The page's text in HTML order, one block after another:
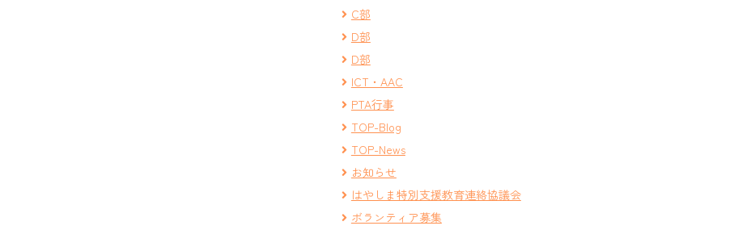
C部
D部
D部
ICT・AAC
PTA行事
TOP-Blog
TOP-News
お知らせ
はやしま特別支援教育連絡協議会
ボランティア募集